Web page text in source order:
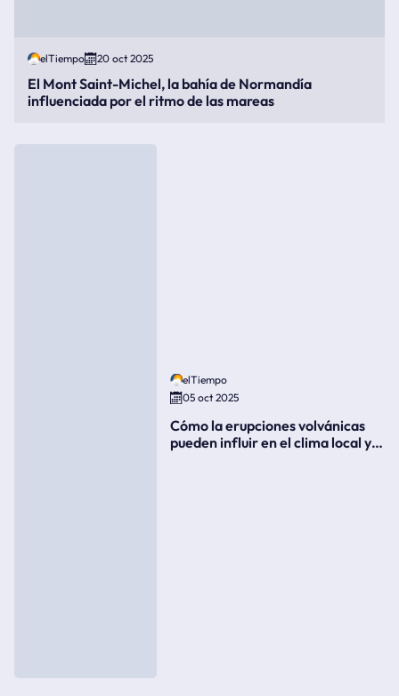
elTiempo 20 oct 2025
El Mont Saint-Michel, la bahía de Normandía
influenciada por el ritmo de las mareas
elTiempo
05 oct 2025
Cómo la erupciones volvánicas
pueden influir en el clima local y